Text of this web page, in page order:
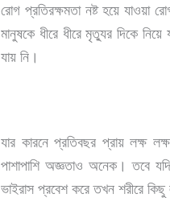
রোগ প্রতিরক্ষমতা নষ্ট হয়ে যাওয়া
মানুষকে ধীরে ধীরে মৃত্যুর দিকে
যায় নি।
যার কারনে প্রতিবছর প্রায় লক্ষ
পাশাপাশি অজ্ঞতাও অনেক। তবে
ভাইরাস প্রবেশ করে তখন শরীরে